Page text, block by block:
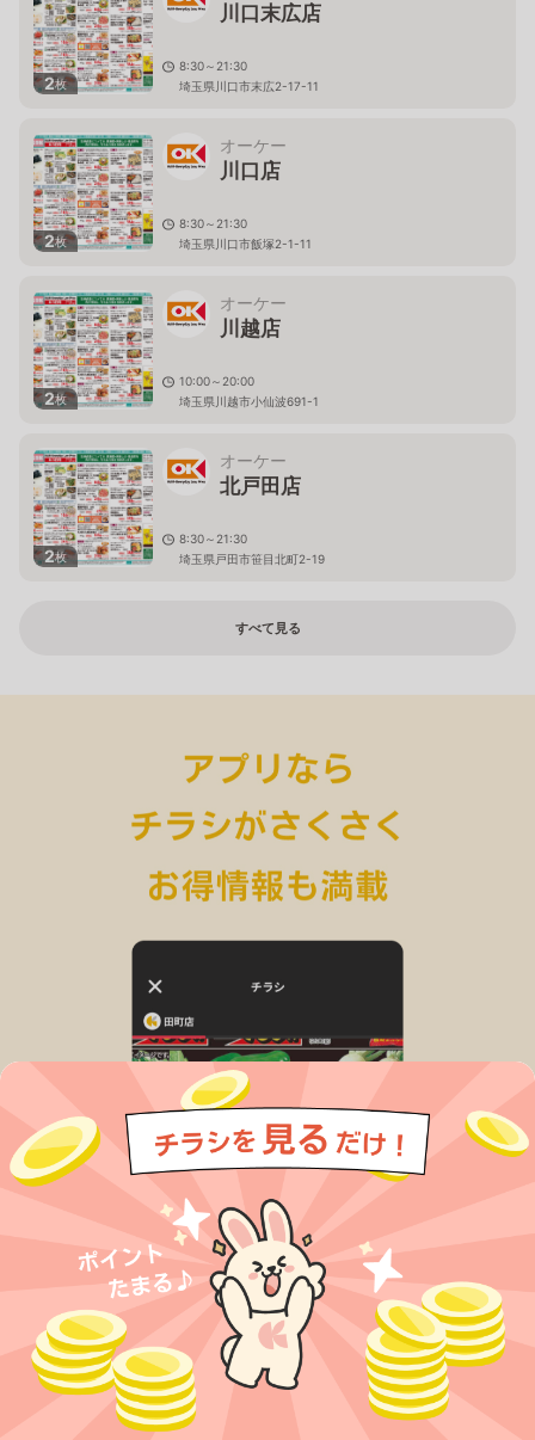
2枚
川口末広店
8:30～21:30
埼玉県川口市末広2-17-11
2枚
オーケー
川口店
8:30～21:30
埼玉県川口市飯塚2-1-11
2枚
オーケー
川越店
10:00～20:00
埼玉県川越市小仙波691-1
2枚
オーケー
北戸田店
8:30～21:30
埼玉県戸田市笹目北町2-19
すべて見る